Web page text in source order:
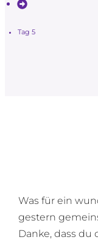
Tag 5
Was für ein
gestern
Danke, dass du